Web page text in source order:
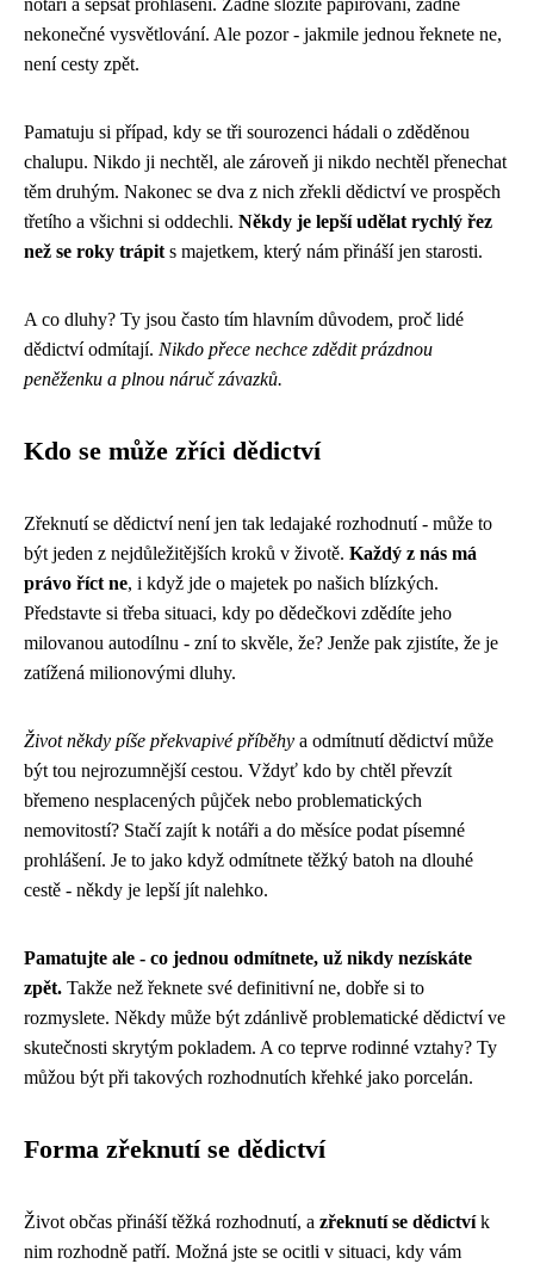
notáři a sepsat prohlášení. Žádné složité papírování, žádné
nekonečné vysvětlování. Ale pozor - jakmile jednou řeknete ne,
není cesty zpět.
Pamatuju si případ, kdy se tři sourozenci hádali o zděděnou
chalupu. Nikdo ji nechtěl, ale zároveň ji nikdo nechtěl přenechat
těm druhým. Nakonec se dva z nich zřekli dědictví ve prospěch
třetího a všichni si oddechli. Někdy je lepší udělat rychlý řez
než se roky trápit s majetkem, který nám přináší jen starosti.
A co dluhy? Ty jsou často tím hlavním důvodem, proč lidé
dědictví odmítají. Nikdo přece nechce zdědit prázdnou
peněženku a plnou náruč závazků.
Kdo se může zříci dědictví
Zřeknutí se dědictví není jen tak ledajaké rozhodnutí - může to
být jeden z nejdůležitějších kroků v životě. Každý z nás má
právo říct ne, i když jde o majetek po našich blízkých.
Představte si třeba situaci, kdy po dědečkovi zdědíte jeho
milovanou autodílnu - zní to skvěle, že? Jenže pak zjistíte, že je
zatížená milionovými dluhy.
Život někdy píše překvapivé příběhy a odmítnutí dědictví může
být tou nejrozumnější cestou. Vždyť kdo by chtěl převzít
břemeno nesplacených půjček nebo problematických
nemovitostí? Stačí zajít k notáři a do měsíce podat písemné
prohlášení. Je to jako když odmítnete těžký batoh na dlouhé
cestě - někdy je lepší jít nalehko.
Pamatujte ale - co jednou odmítnete, už nikdy nezískáte
zpět. Takže než řeknete své definitivní ne, dobře si to
rozmyslete. Někdy může být zdánlivě problematické dědictví ve
skutečnosti skrytým pokladem. A co teprve rodinné vztahy? Ty
můžou být při takových rozhodnutích křehké jako porcelán.
Forma zřeknutí se dědictví
Život občas přináší těžká rozhodnutí, a zřeknutí se dědictvík
nim rozhodně patří. Možná jste se ocitli v situaci, kdy vám